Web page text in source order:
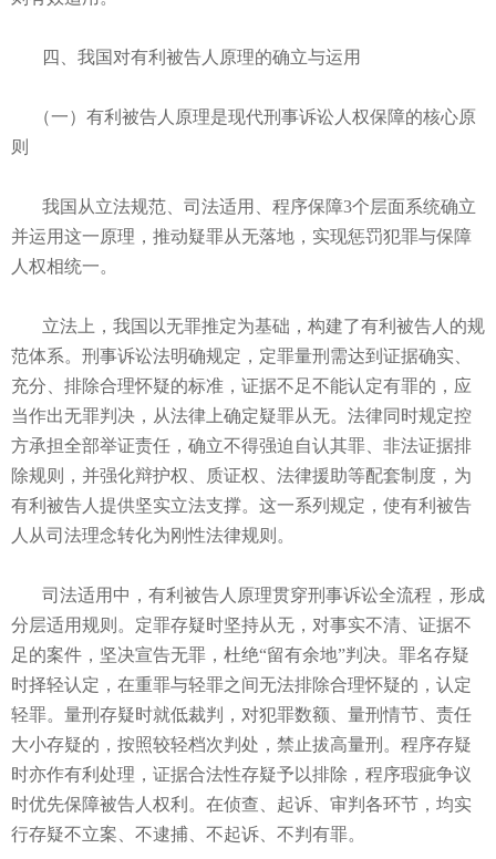
四、我国对有利被告人原理的确立与运用
（一）有利被告人原理是现代刑事诉讼人权保障的核心原
则
我国从立法规范、司法适用、程序保障3个层面系统确立
并运用这一原理，推动疑罪从无落地，实现惩罚犯罪与保障
人权相统一。
立法上，我国以无罪推定为基础，构建了有利被告人的规
范体系。刑事诉讼法明确规定，定罪量刑需达到证据确实、
充分、排除合理怀疑的标准，证据不足不能认定有罪的，应
当作出无罪判决，从法律上确定疑罪从无。法律同时规定控
方承担全部举证责任，确立不得强迫自认其罪、非法证据排
除规则，并强化辩护权、质证权、法律援助等配套制度，为
有利被告人提供坚实立法支撑。这一系列规定，使有利被告
人从司法理念转化为刚性法律规则。
司法适用中，有利被告人原理贯穿刑事诉讼全流程，形成
分层适用规则。定罪存疑时坚持从无，对事实不清、证据不
足的案件，坚决宣告无罪，杜绝“留有余地”判决。罪名存疑
时择轻认定，在重罪与轻罪之间无法排除合理怀疑的，认定
轻罪。量刑存疑时就低裁判，对犯罪数额、量刑情节、责任
大小存疑的，按照较轻档次判处，禁止拔高量刑。程序存疑
时亦作有利处理，证据合法性存疑予以排除，程序瑕疵争议
时优先保障被告人权利。在侦查、起诉、审判各环节，均实
行存疑不立案、不逮捕、不起诉、不判有罪。